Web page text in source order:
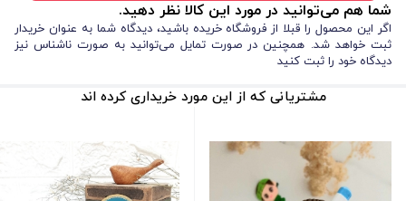
شما هم می‌توانید در مورد این کالا نظر دهید.
اگر این محصول را قبلا از فروشگاه خریده باشید، دیدگاه شما به عنوان خریدار
ثبت خواهد شد. همچنین در صورت تمایل می‌توانید به صورت ناشناس نیز
دیدگاه خود را ثبت کنید
مشتریانی که از این مورد خریداری کرده اند